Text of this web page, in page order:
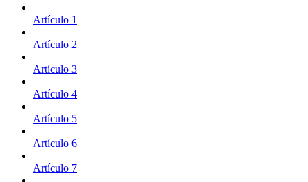
Artículo 1
Artículo 2
Artículo 3
Artículo 4
Artículo 5
Artículo 6
Artículo 7